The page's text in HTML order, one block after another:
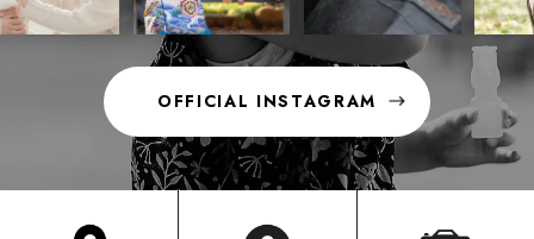
OFFICIAL INSTAGRAM
OFFICIAL INSTAGRAM